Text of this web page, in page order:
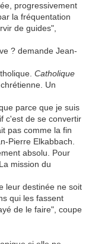
progressivement
la fréquentation
de guides",
? demande Jean-
Catholique
Un
parce que je suis
c'est de se convertir
pas comme la fin
Pierre Elkabbach.
absolu. Pour
mission du
leur destinée ne soit
qui les fassent
de le faire", coupe